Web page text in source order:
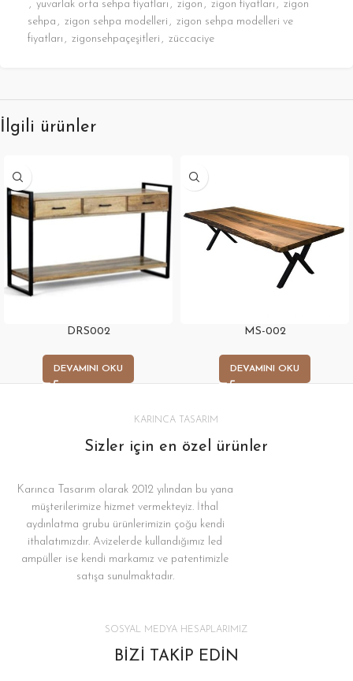
, yuvarlak orta sehpa fiyatları , zigon , zigon fiyatları , zigon
sehpa , zigon sehpa modelleri , zigon sehpa modelleri ve
fiyatları , zigonsehpaçeşitleri , züccaciye
İlgili ürünler
DRS002
DEVAMINI OKU
MS-002
DEVAMINI OKU
KARINCA TASARIM
Sizler için en özel ürünler
Karınca Tasarım olarak 2012 yılından bu yana
müşterilerimize hizmet vermekteyiz. İthal
aydınlatma grubu ürünlerimizin çoğu kendi
ithalatımızdır. Avizelerde kullandığımız led
ampüller ise kendi markamız ve patentimizle
satışa sunulmaktadır.
SOSYAL MEDYA HESAPLARIMIZ
BİZİ TAKİP EDİN